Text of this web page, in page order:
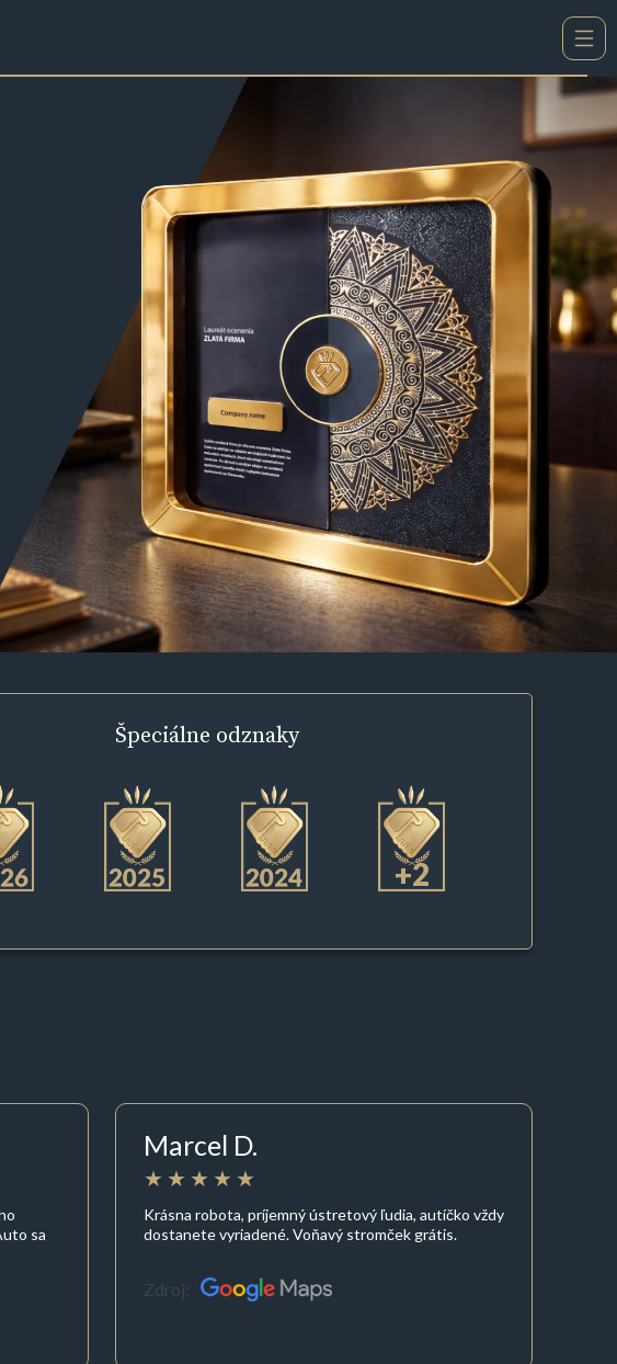
Špeciálne odznaky
+2
sa
Marcel D.
Krásna robota, príjemný ústretový ľudia, autíčko vždy
dostanete vyriadené. Voňavý stromček grátis.
Zdroj: